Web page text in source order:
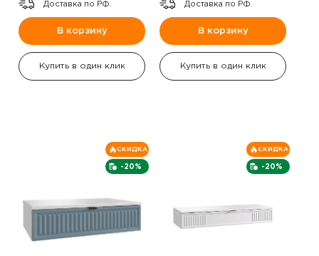
Доставка по РФ.
В корзину
Купить в один клик
Доставка по РФ.
В корзину
Купить в один клик
-20%
СКИДКА
-20%
СКИДКА